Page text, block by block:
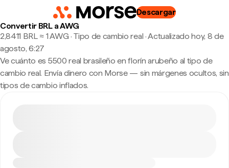
Descargar
Convertir BRL a AWG
2,8411 BRL ≈ 1 AWG · Tipo de cambio real ·Actualizado hoy, 8 de
agosto, 6:27
Ve cuánto es 5500 real brasileño en florín arubeño al tipo de
cambio real. Envía dinero con Morse — sin márgenes ocultos, sin
tipos de cambio inflados.